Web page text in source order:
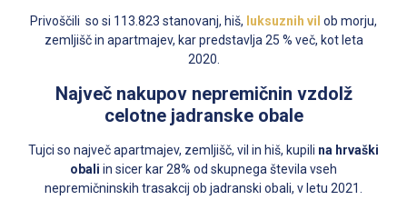
Privoščili so si 113.823 stanovanj, hiš, luksuznih vil ob morju,
zemljišč in apartmajev, kar predstavlja 25 % več, kot leta
2020.
Največ nakupov nepremičnin vzdolž
celotne jadranske obale
Tujci so največ apartmajev, zemljišč, vil in hiš, kupili na hrvaški
obali in sicer kar 28% od skupnega števila vseh
nepremičninskih trasakcij ob jadranski obali, v letu 2021.